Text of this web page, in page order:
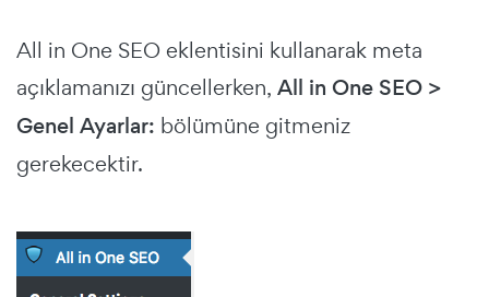
All in One SEO eklentisini kullanarak meta
açıklamanızı güncellerken, All in One SEO >
Genel Ayarlar: bölümüne gitmeniz
gerekecektir.